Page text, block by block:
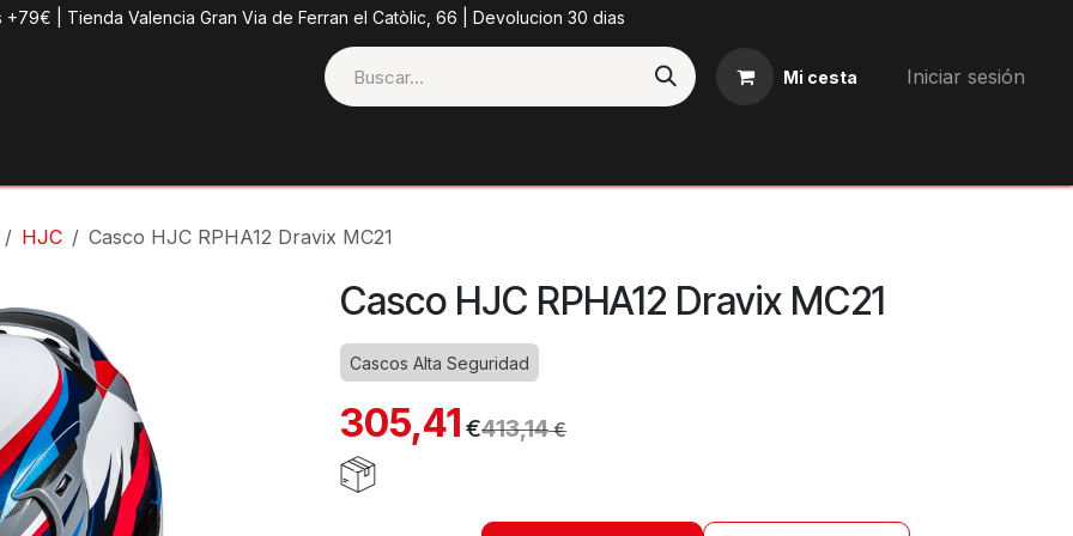
+79€ | Tienda Valencia Gran Via de Ferran el Catòlic, 66 | Devolucion 30 dias
Mi cesta Iniciar sesión
HJC Casco HJC RPHA12 Dravix MC21
Casco HJC RPHA12 Dravix MC21
Cascos Alta Seguridad
305,41 €413,14€